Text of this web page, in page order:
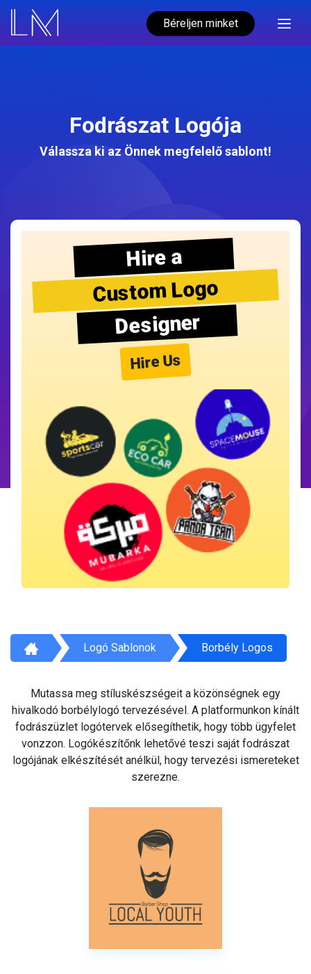
Béreljen minket
Fodrászat Logója
Válassza ki az Önnek megfelelő sablont!
Hire a
Custom Logo
Designer
Hire Us
Logó Sablonok Borbély Logos
Mutassa meg stíluskészségeit a közönségnek egy
hivalkodó borbélylogó tervezésével. A platformunkon kínált
fodrászüzlet logótervek elősegíthetik, hogy több ügyfelet
vonzzon. Logókészítőnk lehetővé teszi saját fodrászat
logójának elkészítését anélkül, hogy tervezési ismereteket
szerezne.